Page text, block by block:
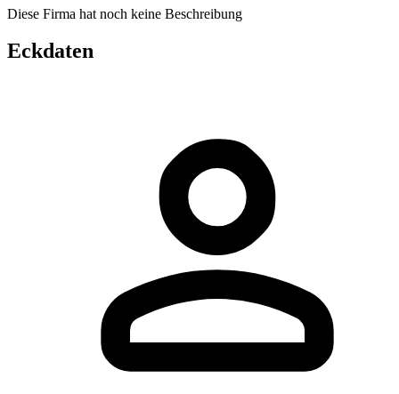
Diese Firma hat noch keine Beschreibung
Eckdaten